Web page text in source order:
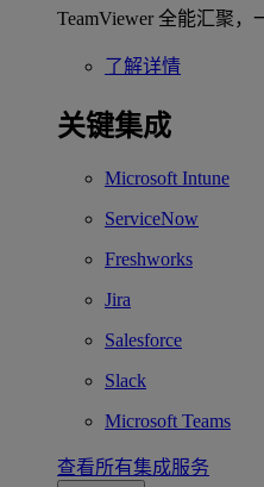
TeamViewer 全能汇聚，
了解详情
关键集成
Microsoft Intune
ServiceNow
Freshworks
Jira
Salesforce
Slack
Microsoft Teams
查看所有集成服务